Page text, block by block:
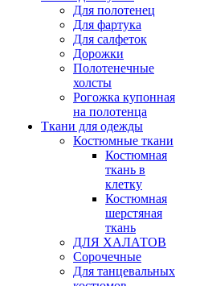
Для полотенец
Для фартука
Для салфеток
Дорожки
Полотенечные
холсты
Рогожка купонная
на полотенца
Ткани для одежды
Костюмные ткани
Костюмная
ткань в
клетку
Костюмная
шерстяная
ткань
ДЛЯ ХАЛАТОВ
Сорочечные
Для танцевальных